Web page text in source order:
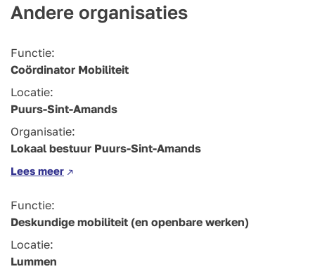
Andere organisaties
Functie:
Coördinator Mobiliteit
Locatie:
Puurs-Sint-Amands
Organisatie:
Lokaal bestuur Puurs-Sint-Amands
Lees meer
Functie:
Deskundige mobiliteit (en openbare werken)
Locatie:
Lummen